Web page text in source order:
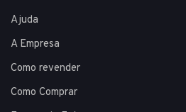
Ajuda
A Empresa
Como revender
Como Comprar